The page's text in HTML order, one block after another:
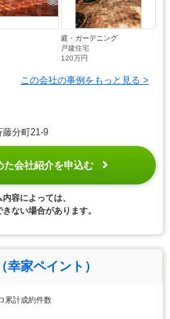
庭・ガーデニング
戸建住宅
120万円
この会社の事例をもっと見る >
分町21-9
た会社紹介を申込む
容によっては、
ない場合があります。
家ペイント）
累計成約件数